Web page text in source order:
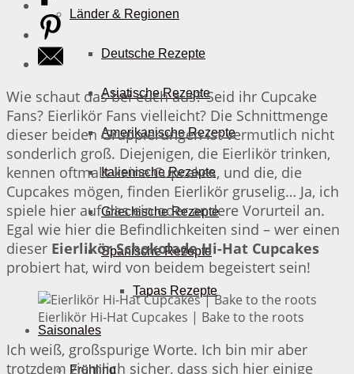
Länder & Regionen
Deutsche Rezepte
Asiatische Rezepte
Amerikanische Rezepte
Italienische Rezepte
Griechische Rezepte
Spanische Rezepte
Tapas Rezepte
Saisonales
Frühling
Wie schaut das bei euch aus? Seid ihr Cupcake
Fans? Eierlikör Fans vielleicht? Die Schnittmenge
dieser beiden Gruppierungen ist vermutlich nicht
sonderlich groß. Diejenigen, die Eierlikör trinken,
kennen oftmals keine Cupcakes, und die, die
Cupcakes mögen, finden Eierlikör gruselig… Ja, ich
spiele hier auf das ein oder andere Vorurteil an.
Egal wie hier die Befindlichkeiten sind – wer einen
dieser Eierlikör Schokolade Hi-Hat Cupcakes
probiert hat, wird von beidem begeistert sein!
Eierlikör Hi-Hat Cupcakes | Bake to the roots
Ich weiß, großspurige Worte. Ich bin mir aber
trotzdem ziemlich sicher, dass sich hier einige